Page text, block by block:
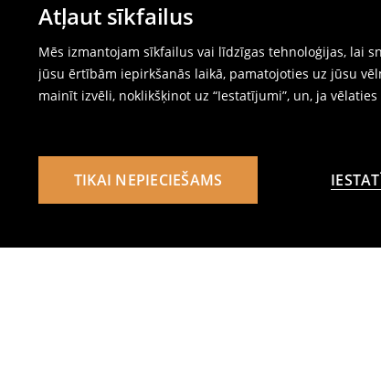
Atļaut sīkfailus
Mēs izmantojam sīkfailus vai līdzīgas tehnoloģijas, lai
jūsu ērtībām iepirkšanās laikā, pamatojoties uz jūsu
mainīt izvēli, noklikšķinot uz “Iestatījumi”, un, ja
TIKAI NEPIECIEŠAMS